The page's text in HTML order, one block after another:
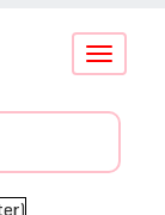
Conmutar